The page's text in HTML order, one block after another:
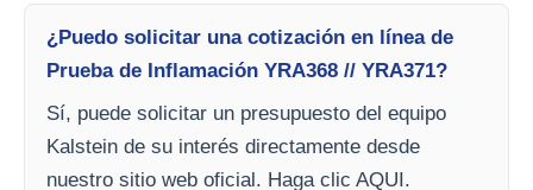
¿Puedo solicitar una cotización en línea de
Prueba de Inflamación YRA368 // YRA371?
Sí, puede solicitar un presupuesto del equipo
Kalstein de su interés directamente desde
nuestro sitio web oficial. Haga clic AQUI.